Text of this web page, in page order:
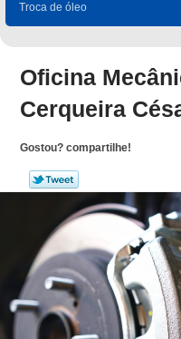
Troca de óleo
Oficina
Cerqueira
Gostou? compartilhe!